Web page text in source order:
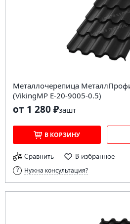
Металлочерепица
(VikingMP E-20-9005-0.5)
от 1 280 ₽зашт
В КОРЗИНУ
Сравнить В избранное
Нужна консультация?